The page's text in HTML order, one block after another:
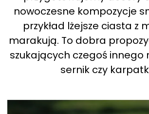
nowoczesne kompozycje
przykład lżejsze ciasta z
marakują. To dobra
szukających czegoś innego
sernik czy